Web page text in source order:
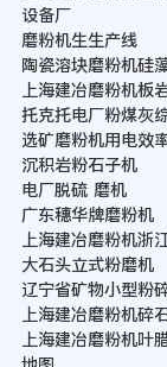
设备厂
磨粉机生生产线
陶瓷溶块磨粉机硅
上海建冶磨粉机板
托克托电厂粉煤灰
选矿磨粉机用电效
沉积岩粉石子机
电厂脱硫 磨机
广东穗华牌磨粉机
上海建冶磨粉机浙
大石头立式粉磨机
辽宁省矿物小型粉
上海建冶磨粉机碎
上海建冶磨粉机叶